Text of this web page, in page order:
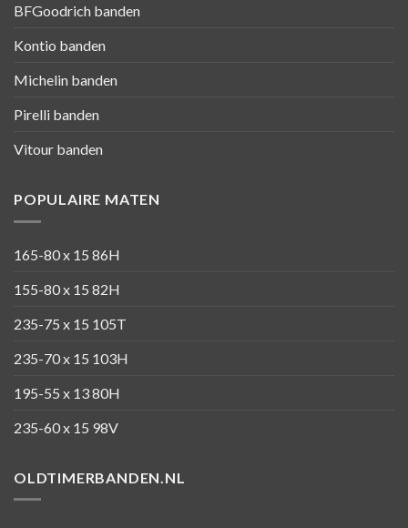
BFGoodrich banden
Kontio banden
Michelin banden
Pirelli banden
Vitour banden
POPULAIRE MATEN
165-80 x 15 86H
155-80 x 15 82H
235-75 x 15 105T
235-70 x 15 103H
195-55 x 13 80H
235-60 x 15 98V
OLDTIMERBANDEN.NL